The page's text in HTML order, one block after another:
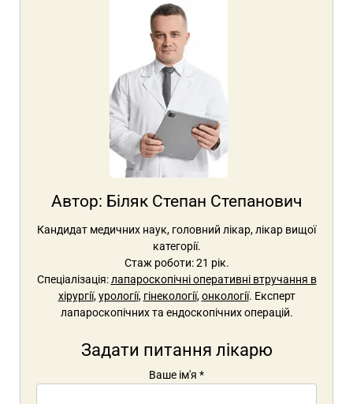
Автор: Біляк Степан Степанович
Кандидат медичних наук, головний лікар, лікар вищої
категорії.
Стаж роботи: 21 рік.
Спеціалізація:лапароскопічні оперативні втручання в
хірургії,урології, гінекології,онкології. Експерт
лапароскопічних та ендоскопічних операцій.
Задати питання лікарю
Ваше ім'я *